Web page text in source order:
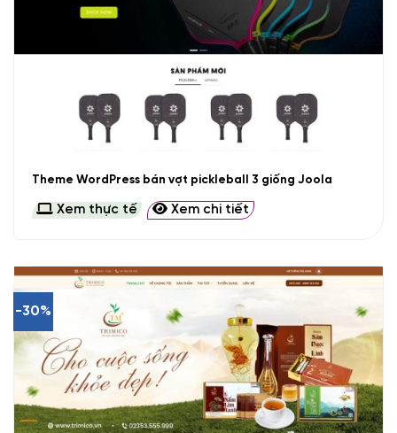
Theme WordPress bán vợt pickleball 3 giống Joola
Xem thực tế Xem chi tiết
-30%